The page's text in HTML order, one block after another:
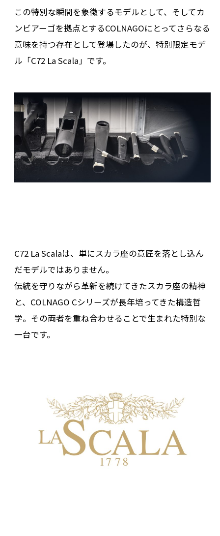
この特別な瞬間を象徴するモデルとして、そしてカ
ンビアーゴを拠点とするCOLNAGOにとってさらなる
意味を持つ存在として登場したのが、特別限定モデ
ル「C72 La Scala」です。
C72 La Scalaは、単にスカラ座の意匠を落とし込ん
だモデルではありません。
伝統を守りながら革新を続けてきたスカラ座の精神
と、COLNAGO Cシリーズが長年培ってきた構造哲
学。その両者を重ね合わせることで生まれた特別な
一台です。